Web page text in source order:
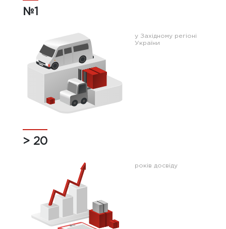
№1
у Західному регіоні
України
> 20
років досвіду